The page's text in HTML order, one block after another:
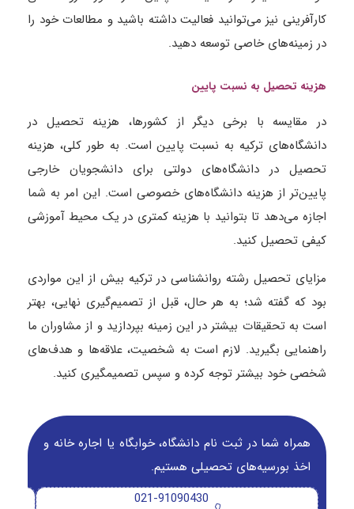
کارآفرینی نیز می‌توانید فعالیت داشته باشید و مطالعات خود را
در زمینه‌های خاصی توسعه دهید.
هزینه تحصیل به نسبت پایین
در مقایسه با برخی دیگر از کشورها، هزینه تحصیل در
دانشگاه‌های ترکیه به نسبت پایین است. به طور کلی، هزینه
تحصیل در دانشگاه‌های دولتی برای دانشجویان خارجی
پایین‌تر از هزینه دانشگاه‌های خصوصی است. این امر به شما
اجازه می‌دهد تا بتوانید با هزینه کمتری در یک محیط آموزشی
کیفی تحصیل کنید.
مزایای تحصیل رشته روانشناسی در ترکیه بیش از این‌ مواردی
بود که گفته شد؛ به هر حال، قبل از تصمیم‌گیری نهایی، بهتر
است به تحقیقات بیشتر در این زمینه بپردازید و از مشاوران ما
راهنمایی بگیرید. لازم است به شخصیت، علاقه‌ها و هدف‌های
شخصی خود بیشتر توجه کرده و سپس تصمیم­گیری کنید.
همراه شما در ثبت نام دانشگاه‌، خوابگاه یا اجاره خانه و
اخذ بورسیه‌های تحصیلی هستیم.
021-91090430